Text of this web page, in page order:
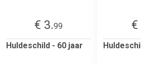
€ 3.99
Huldeschild - 60 jaar
€